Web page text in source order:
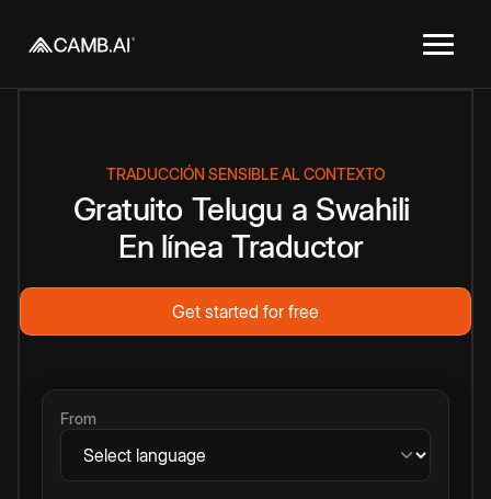
TRADUCCIÓN SENSIBLE AL CONTEXTO
Gratuito Telugu a Swahili
En línea Traductor
Get started for free
From